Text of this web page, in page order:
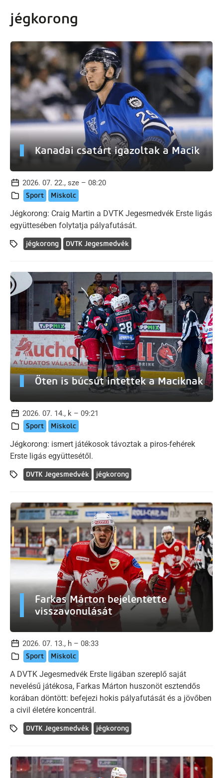
jégkorong
Kanadai csatárt igazoltak a Macik
2026. 07. 22., sze – 08:20
Sport Miskolc
Jégkorong: Craig Martin a DVTK Jegesmedvék Erste ligás
együttesében folytatja pályafutását.
jégkorong DVTK Jegesmedvék
Öten is búcsút intettek a Maciknak
2026. 07. 14., k – 09:21
Sport Miskolc
Jégkorong: ismert játékosok távoztak a piros-fehérek
Erste ligás együttesétől.
DVTK Jegesmedvék jégkorong
Farkas Márton bejelentette
visszavonulását
2026. 07. 13., h – 08:33
Sport Miskolc
A DVTK Jegesmedvék Erste ligában szereplő saját
nevelésű játékosa, Farkas Márton huszonöt esztendős
korában döntött: befejezi hokis pályafutását és a jövőben
a civil életére koncentrál.
DVTK Jegesmedvék jégkorong